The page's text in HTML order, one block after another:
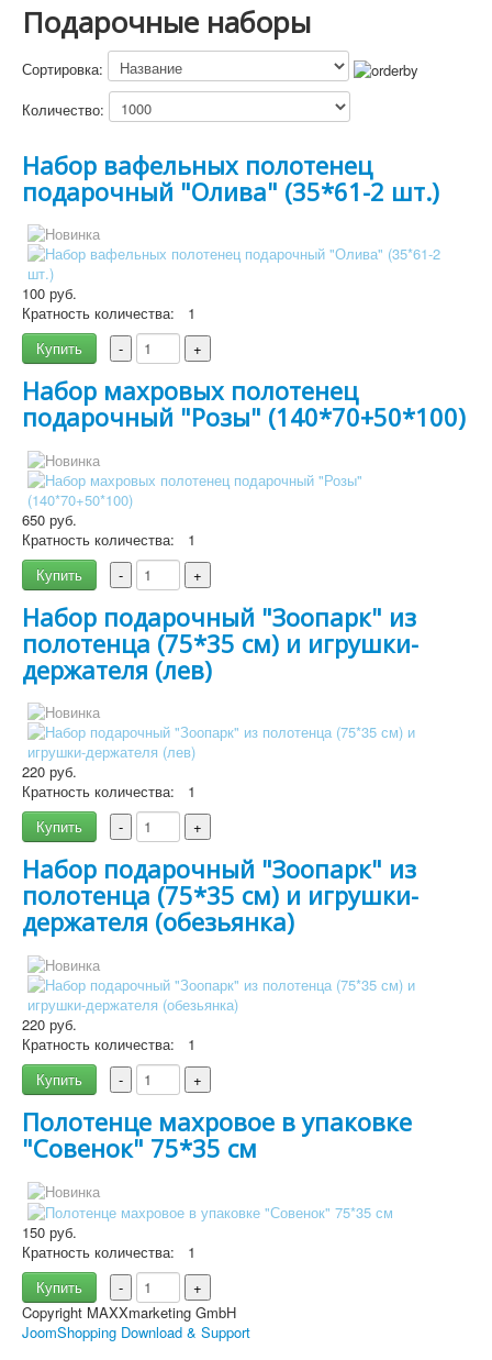
Подарочные наборы
Сортировка:
Количество:
Набор вафельных полотенец
подарочный "Олива" (35*61-2 шт.)
100 руб.
Кратность количества:
1
Купить
- +
Набор махровых полотенец
подарочный "Розы" (140*70+50*100)
Подробнее
650 руб.
Кратность количества:
1
Купить
- +
Набор подарочный "Зоопарк" из
полотенца (75*35 см) и игрушки-
держателя (лев)
Подробнее
220 руб.
Кратность количества:
1
Купить
- +
Набор подарочный "Зоопарк" из
полотенца (75*35 см) и игрушки-
держателя (обезьянка)
Подробнее
220 руб.
Кратность количества:
1
Купить
- +
Полотенце махровое в упаковке
"Совенок" 75*35 см
Подробнее
150 руб.
Кратность количества:
1
Купить
-
+
Copyright MAXXmarketing GmbH
JoomShopping Download & Support